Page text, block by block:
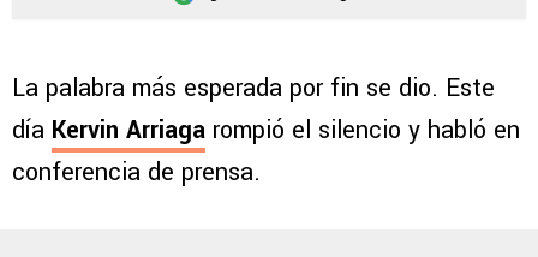
La palabra más esperada por fin se dio. Este
día Kervin Arriaga rompió el silencio y habló en
conferencia de prensa.